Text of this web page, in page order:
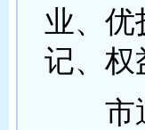
业、优
记、权
市退